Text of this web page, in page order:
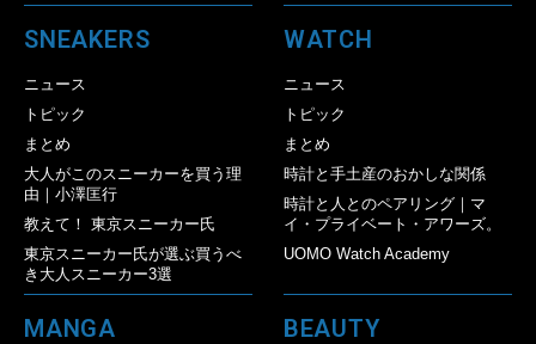
SNEAKERS
ニュース
トピック
まとめ
大人がこのスニーカーを買う理
由｜小澤匡行
教えて！ 東京スニーカー氏
東京スニーカー氏が選ぶ買うべ
き大人スニーカー3選
WATCH
ニュース
トピック
まとめ
時計と手土産のおかしな関係
時計と人とのペアリング｜マ
イ・プライベート・アワーズ。
UOMO Watch Academy
MANGA BEAUTY